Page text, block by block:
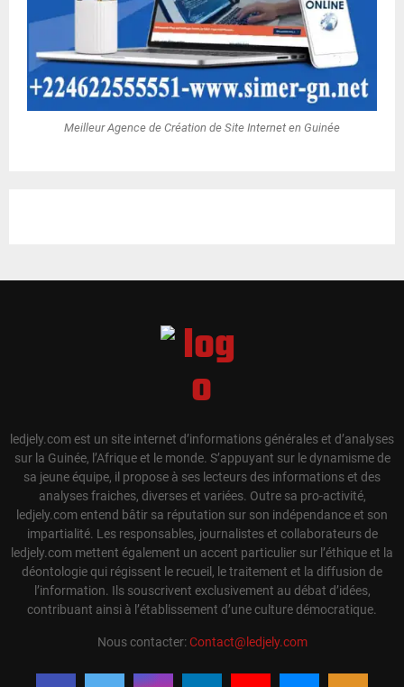
Meilleur Agence de Création de Site Internet en Guinée
ledjely.com est un site internet d’informations générales et d’analyses
sur la Guinée, l’Afrique et le monde. S’appuyant sur le dynamisme de
sa jeune équipe, il propose à ses lecteurs des informations et des
analyses fraiches, diverses et variées. Outre sa pro-activité,
ledjely.com entend bâtir sa réputation sur son indépendance et son
impartialité. Les responsables, journalistes et collaborateurs de
ledjely.com mettent également un accent particulier sur l’éthique et la
déontologie qui régissent le recueil, le traitement et la diffusion de
l’information. Ils souscrivent exclusivement au débat d’idées,
contribuant ainsi à l’établissement d’une culture démocratique.
Nous contacter:Contact@ledjely.com